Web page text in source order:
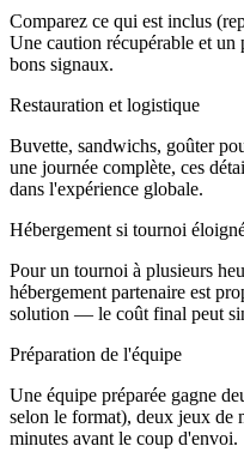
Comparez ce qui est inclus
Une caution récupérable et un
bons signaux.
Restauration et logistique
Buvette, sandwichs, goûter
une journée complète, ces
dans l'expérience globale.
Hébergement si tournoi
Pour un tournoi à plusieurs
hébergement partenaire est
solution — le coût final peut
Préparation de l'équipe
Une équipe préparée gagne
selon le format), deux jeux de
minutes avant le coup d'envoi.